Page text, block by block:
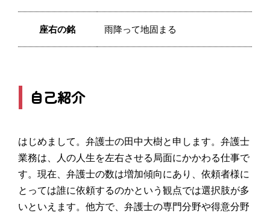
座右の銘 雨降って地固まる
自己紹介
はじめまして。弁護士の田中大樹と申します。弁護士
業務は、人の人生を左右させる局面にかかわる仕事で
す。現在、弁護士の数は増加傾向にあり、依頼者様に
とっては誰に依頼するのかという観点では選択肢が多
いといえます。他方で、弁護士の専門分野や得意分野